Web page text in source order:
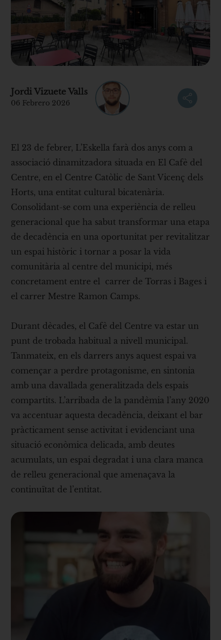
Jordi Vizuete Valls
06 Febrero 2026
El 23 de febrer, L’Eskella farà dos anys com a
associació dinamitzadora situada en El Cafè del
Centre, en el Centre Catòlic de Sant Vicenç dels
Horts, una entitat cultural bicatenària.
Consolidant-se com una experiència de relleu
generacional que ha sabut transformar una etapa
de decadència en una oportunitat per revitalitzar
un espai històric i tornar a posar la vida
comunitària al centre del municipi, més
concretament entre el carrer de Torras i Bages i
el carrer Mestre Ramon Camps.
Durant dècades, el Cafè del Centre va estar un
punt de trobada habitual a nivell municipal.
Tanmateix, en els darrers anys aquest espai va
començar a perdre protagonisme, en sintonia
amb una davallada generalitzada dels espais
compartits. L’arribada de la pandèmia l’any 2020
va accentuar aquesta decadència, deixant el bar
pràcticament sense activitat i evidenciant una
situació econòmica delicada, amb deutes
acumulats, un espai degradat i una clara manca
de relleu generacional que amenaçava la
continuïtat de l’entitat.